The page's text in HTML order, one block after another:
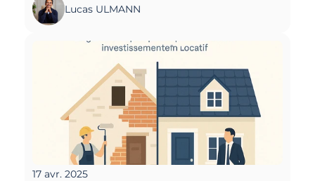
Lucas ULMANN
17 avr. 2025